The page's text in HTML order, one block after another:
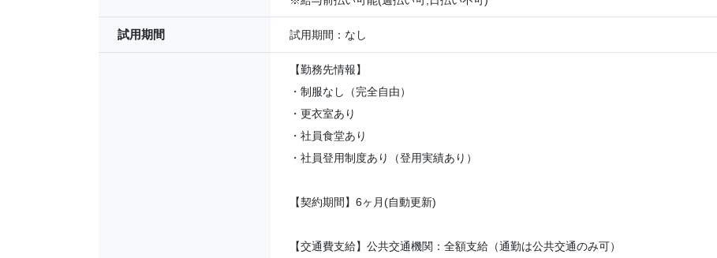
試用期間 試用期間：なし
【勤務先情報】
・制服なし（完全自由）
・更衣室あり
・社員食堂あり
・社員登用制度あり（登用実績あり）
【契約期間】6ヶ月(自動更新)
【交通費支給】公共交通機関：全額支給（通勤は公共交通のみ可）